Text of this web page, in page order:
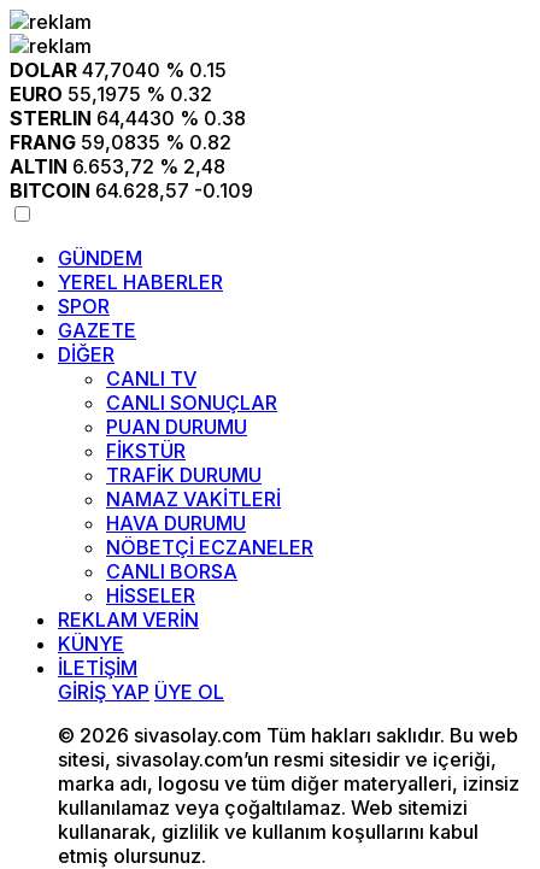
DOLAR 47,7040 % 0.15
EURO 55,1975 % 0.32
STERLIN 64,4430 % 0.38
FRANG 59,0835 % 0.82
ALTIN 6.653,72 % 2,48
BITCOIN 64.628,57 -0.109
GÜNDEM
YEREL HABERLER
SPOR
GAZETE
DİĞER
CANLI TV
CANLI SONUÇLAR
PUAN DURUMU
FİKSTÜR
TRAFİK DURUMU
NAMAZ VAKİTLERİ
HAVA DURUMU
NÖBETÇİ ECZANELER
CANLI BORSA
HİSSELER
REKLAM VERİN
KÜNYE
İLETİŞİM
GİRİŞ YAP ÜYE OL
© 2026 sivasolay.com Tüm hakları saklıdır. Bu web
sitesi, sivasolay.com’un resmi sitesidir ve içeriği,
marka adı, logosu ve tüm diğer materyalleri, izinsiz
kullanılamaz veya çoğaltılamaz. Web sitemizi
kullanarak, gizlilik ve kullanım koşullarını kabul
etmiş olursunuz.